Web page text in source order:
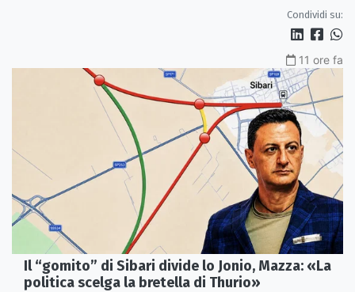
Condividi su:
11 ore fa
Il “gomito” di Sibari divide lo Jonio, Mazza: «La
politica scelga la bretella di Thurio»